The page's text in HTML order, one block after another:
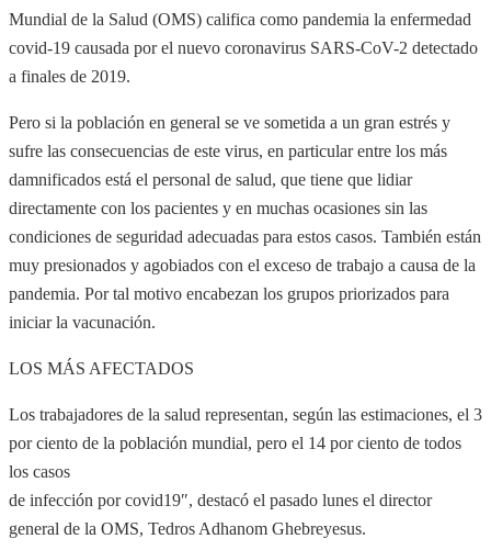
Mundial de la Salud (OMS) califica como pandemia la enfermedad
covid-19 causada por el nuevo coronavirus SARS-CoV-2 detectado
a finales de 2019.
Pero si la población en general se ve sometida a un gran estrés y
sufre las consecuencias de este virus, en particular entre los más
damnificados está el personal de salud, que tiene que lidiar
directamente con los pacientes y en muchas ocasiones sin las
condiciones de seguridad adecuadas para estos casos. También están
muy presionados y agobiados con el exceso de trabajo a causa de la
pandemia. Por tal motivo encabezan los grupos priorizados para
iniciar la vacunación.
LOS MÁS AFECTADOS
Los trabajadores de la salud representan, según las estimaciones, el 3
por ciento de la población mundial, pero el 14 por ciento de todos
los casos
de infección por covid19″, destacó el pasado lunes el director
general de la OMS, Tedros Adhanom Ghebreyesus.